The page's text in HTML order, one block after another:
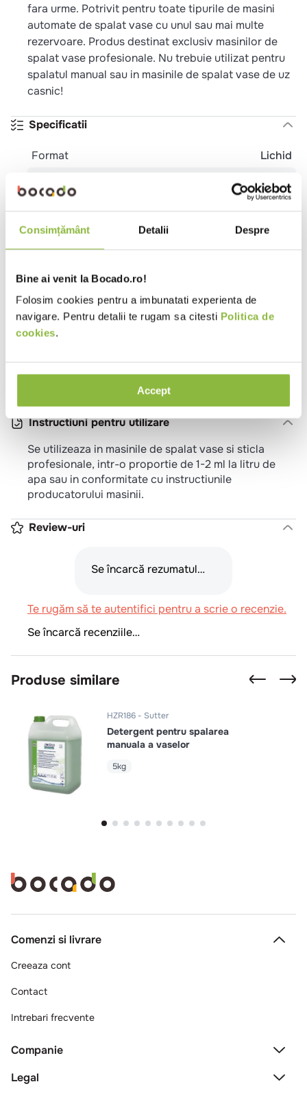
Consimțământ Detalii Despre
Bine ai venit la Bocado.ro!
Folosim cookies pentru a imbunatati experienta de
navigare. Pentru detalii te rugam sa citesti Politica de
cookies.
Accept
fara urme. Potrivit pentru toate tipurile de masini
automate de spalat vase cu unul sau mai multe
rezervoare. Produs destinat exclusiv masinilor de
spalat vase profesionale. Nu trebuie utilizat pentru
spalatul manual sau in masinile de spalat vase de uz
casnic!
Specificatii
Format
Lichid
Utilizare detergent
Masina de spalat vase
Parfum
Fara parfum
Ph
Dilutie
Ambalaj
Canistra
Ingrediente
surfactant nonionic, fosfonati, conservant, 1.2-
Benzisotiazolin-3-ona
Instructiuni pentru utilizare
Se utilizeaza in masinile de spalat vase si sticla
profesionale, intr-o proportie de 1-2 ml la litru de
apa sau in conformitate cu instructiunile
producatorului masinii.
Review-uri
Se încarcă rezumatul…
Te rugăm să te autentifici pentru a scrie o recenzie.
Se încarcă recenziile…
Produse similare
HZR186 Sutter
Detergent pentru spalarea
manuala a vaselor
5kg
Comenzi si livrare
Creeaza cont
Contact
Intrebari frecvente
Companie
Legal